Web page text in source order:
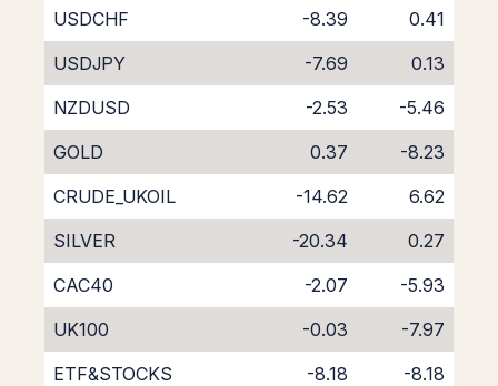
USDCHF
-8.39
0.41
USDJPY
-7.69
0.13
NZDUSD
-2.53
-5.46
GOLD
0.37
-8.23
CRUDE_UKOIL
-14.62
6.62
SILVER
-20.34
0.27
CAC40
-2.07
-5.93
UK100
-0.03
-7.97
ETF&STOCKS
-8.18 -8.18